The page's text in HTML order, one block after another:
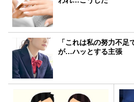
「これは私の努力不
が…ハッとする主張